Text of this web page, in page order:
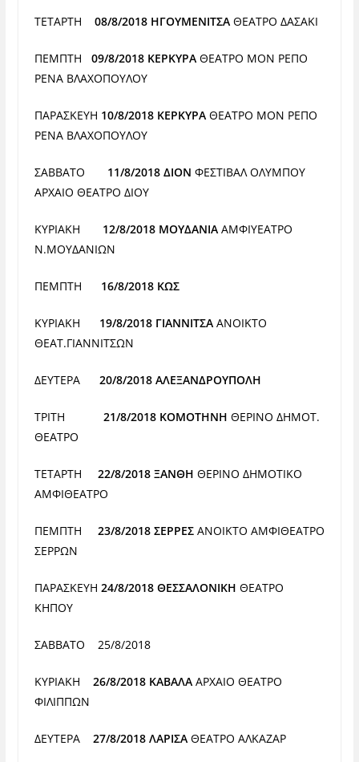
ΤΕΤΑΡΤΗ 08/8/2018 ΗΓΟΥΜΕΝΙΤΣΑ ΘΕΑΤΡΟ ΔΑΣΑΚΙ
ΠΕΜΠΤΗ 09/8/2018 ΚΕΡΚΥΡΑ ΘΕΑΤΡΟ ΜΟΝ ΡΕΠΟ
ΡΕΝΑ ΒΛΑΧΟΠΟΥΛΟΥ
ΠΑΡΑΣΚΕΥΗ 10/8/2018 ΚΕΡΚΥΡΑ ΘΕΑΤΡΟ ΜΟΝ ΡΕΠΟ
ΡΕΝΑ ΒΛΑΧΟΠΟΥΛΟΥ
ΣΑΒΒΑΤΟ 11/8/2018 ΔΙΟΝ ΦΕΣΤΙΒΑΛ ΟΛΥΜΠΟΥ
ΑΡΧΑΙΟ ΘΕΑΤΡΟ ΔΙΟΥ
ΚΥΡΙΑΚΗ 12/8/2018 ΜΟΥΔΑΝΙΑ ΑΜΦΙΥΕΑΤΡΟ
Ν.ΜΟΥΔΑΝΙΩΝ
ΠΕΜΠΤΗ 16/8/2018 ΚΩΣ
ΚΥΡΙΑΚΗ 19/8/2018 ΓΙΑΝΝΙΤΣΑ ΑΝΟΙΚΤΟ
ΘΕΑΤ.ΓΙΑΝΝΙΤΣΩΝ
ΔΕΥΤΕΡΑ 20/8/2018 ΑΛΕΞΑΝΔΡΟΥΠΟΛΗ
ΤΡΙΤΗ 21/8/2018 ΚΟΜΟΤΗΝΗ ΘΕΡΙΝΟ ΔΗΜΟΤ.
ΘΕΑΤΡΟ
ΤΕΤΑΡΤΗ 22/8/2018 ΞΑΝΘΗ ΘΕΡΙΝΟ ΔΗΜΟΤΙΚΟ
ΑΜΦΙΘΕΑΤΡΟ
ΠΕΜΠΤΗ 23/8/2018 ΣΕΡΡΕΣ ΑΝΟΙΚΤΟ ΑΜΦΙΘΕΑΤΡΟ
ΣΕΡΡΩΝ
ΠΑΡΑΣΚΕΥΗ 24/8/2018 ΘΕΣΣΑΛΟΝΙΚΗ ΘΕΑΤΡΟ
ΚΗΠΟΥ
ΣΑΒΒΑΤΟ 25/8/2018
ΚΥΡΙΑΚΗ 26/8/2018 ΚΑΒΑΛΑ ΑΡΧΑΙΟ ΘΕΑΤΡΟ
ΦΙΛΙΠΠΩΝ
ΔΕΥΤΕΡΑ 27/8/2018 ΛΑΡΙΣΑ ΘΕΑΤΡΟ ΑΛΚΑΖΑΡ